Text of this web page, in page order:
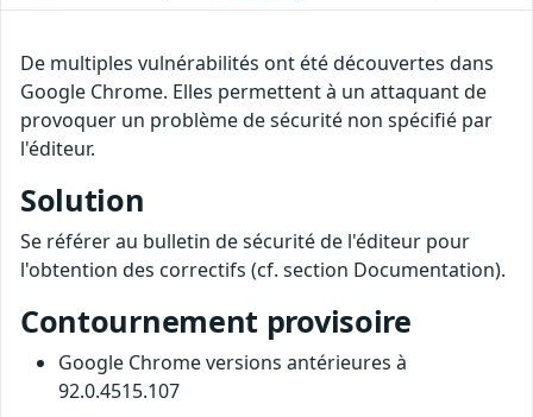
De multiples vulnérabilités ont été découvertes dans
Google Chrome. Elles permettent à un attaquant de
provoquer un problème de sécurité non spécifié par
l'éditeur.
Solution
Se référer au bulletin de sécurité de l'éditeur pour
l'obtention des correctifs (cf. section Documentation).
Contournement provisoire
Google Chrome versions antérieures à
92.0.4515.107